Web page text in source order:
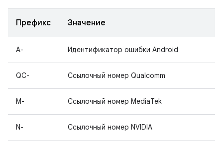
Префикс Значение
A- Идентификатор ошибки Android
QC- Ссылочный номер Qualcomm
M- Ссылочный номер MediaTek
N- Ссылочный номер NVIDIA